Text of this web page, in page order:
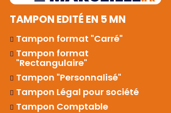
TAMPON EDITÉ EN 5 MN
Tampon format "Carré"
Tampon format
"Rectangulaire"
Tampon "Personnalisé"
Tampon Légal pour société
Tampon Comptable